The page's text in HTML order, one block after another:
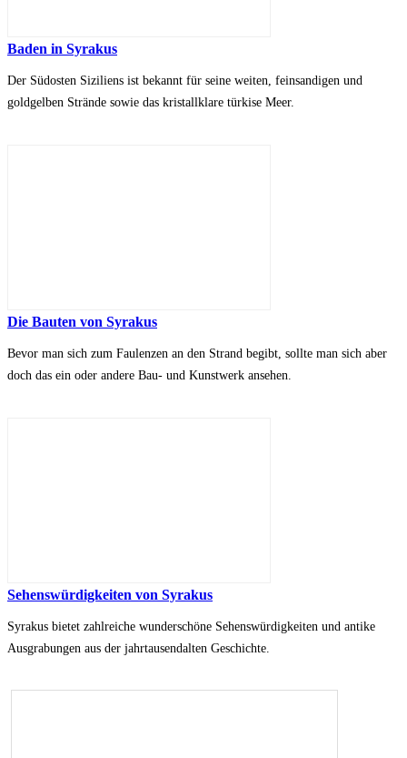
Baden in Syrakus
Der Südosten Siziliens ist bekannt für seine weiten, feinsandigen und
goldgelben Strände sowie das kristallklare türkise Meer.
Die Bauten von Syrakus
Bevor man sich zum Faulenzen an den Strand begibt, sollte man sich aber
doch das ein oder andere Bau- und Kunstwerk ansehen.
Sehenswürdigkeiten von Syrakus
Syrakus bietet zahlreiche wunderschöne Sehenswürdigkeiten und antike
Ausgrabungen aus der jahrtausendalten Geschichte.